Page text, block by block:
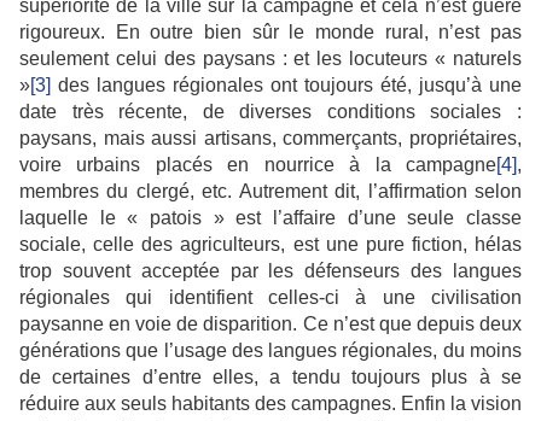
supériorité de la ville sur la campagne et cela n’est guère
rigoureux. En outre bien sûr le monde rural, n’est pas
seulement celui des paysans : et les locuteurs « naturels
»[3] des langues régionales ont toujours été, jusqu’à une
date très récente, de diverses conditions sociales :
paysans, mais aussi artisans, commerçants, propriétaires,
voire urbains placés en nourrice à la campagne[4],
membres du clergé, etc. Autrement dit, l’affirmation selon
laquelle le « patois » est l’affaire d’une seule classe
sociale, celle des agriculteurs, est une pure fiction, hélas
trop souvent acceptée par les défenseurs des langues
régionales qui identifient celles-ci à une civilisation
paysanne en voie de disparition. Ce n’est que depuis deux
générations que l’usage des langues régionales, du moins
de certaines d’entre elles, a tendu toujours plus à se
réduire aux seuls habitants des campagnes. Enfin la vision